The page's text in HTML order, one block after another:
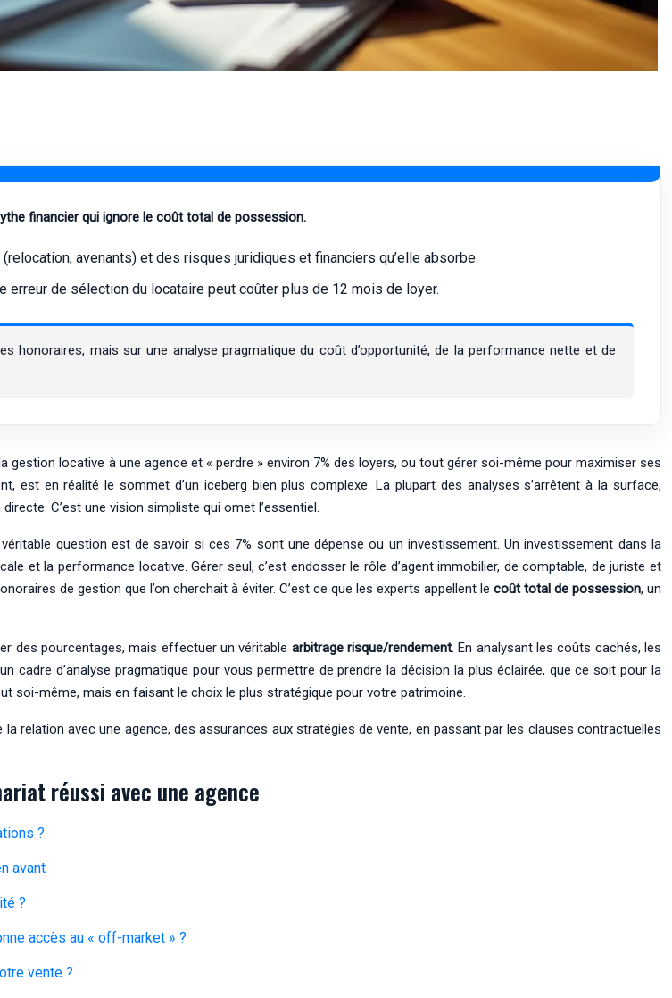
financier qui ignore le coût total de possession.
avenants) et des risques juridiques et financiers qu’elle absorbe.
de sélection du locataire peut coûter plus de 12 mois de loyer.
honoraires, mais sur une analyse pragmatique du coût d’opportunité, de la performance nette et de
locative à une agence et « perdre » environ 7% des loyers, ou tout gérer soi-même pour maximiser ses
en réalité le sommet d’un iceberg bien plus complexe. La plupart des analyses s’arrêtent à la surface,
C’est une vision simpliste qui omet l’essentiel.
question est de savoir si ces 7% sont une dépense ou un investissement. Un investissement dans la
et la performance locative. Gérer seul, c’est endosser le rôle d’agent immobilier, de comptable, de juriste et
de gestion que l’on cherchait à éviter. C’est ce que les experts appellent le coût total de possession, un
des pourcentages, mais effectuer un véritable arbitrage risque/rendement. En analysant les coûts cachés, les
d’analyse pragmatique pour vous permettre de prendre la décision la plus éclairée, que ce soit pour la
soi-même, mais en faisant le choix le plus stratégique pour votre patrimoine.
relation avec une agence, des assurances aux stratégies de vente, en passant par les clauses contractuelles
réussi avec une agence
?
avant
?
accès au « off-market » ?
vente ?